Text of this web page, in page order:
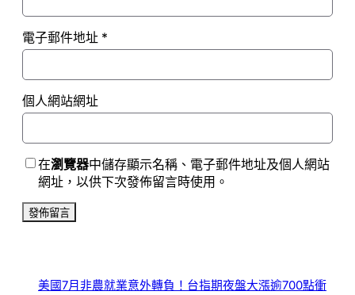
電子郵件地址 *
個人網站網址
在瀏覽器中儲存顯示名稱、電子郵件地址及個人網站
網址，以供下次發佈留言時使用。
美國7月非農就業意外轉負！台指期夜盤大漲逾700點衝